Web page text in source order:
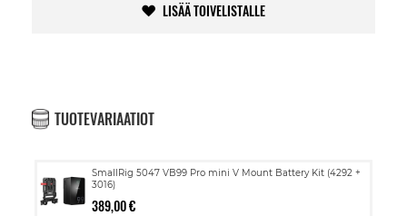
LISÄÄ TOIVELISTALLE
TUOTEVARIAATIOT
SmallRig 5047 VB99 Pro mini V Mount Battery Kit (4292 +
3016)
389,00 €